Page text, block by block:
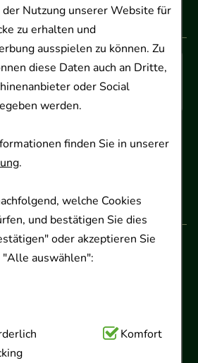
Nutzung unserer Website für
zu erhalten und
ausspielen zu können. Zu
diese Daten auch an Dritte,
oder Social
werden.
finden Sie in unserer
.
welche Cookies
und bestätigen Sie dies
oder akzeptieren Sie
auswählen":
Hierbei handelt es sich um
unserer
Komfort
bis 17.00 Uhr
30159 Hannover
0 · Fax 0511 89 71 80 11